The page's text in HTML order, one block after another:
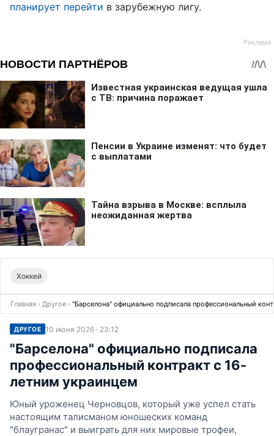
планирует перейти в зарубежную лигу.
Хоккей
Главная › Другое › "Барселона" официально подписала профессиональный
ДРУГОЕ 10 июня 2026 · 23:12
"Барселона" официально подписала
профессиональный контракт с 16-
летним украинцем
Юный уроженец Черновцов, который уже успел стать
настоящим талисманом юношеских команд
"блаугранас" и выиграть для них мировые трофеи,